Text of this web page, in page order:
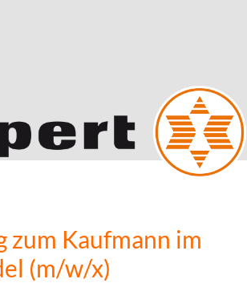
zum Kaufmann im
(m/w/x)